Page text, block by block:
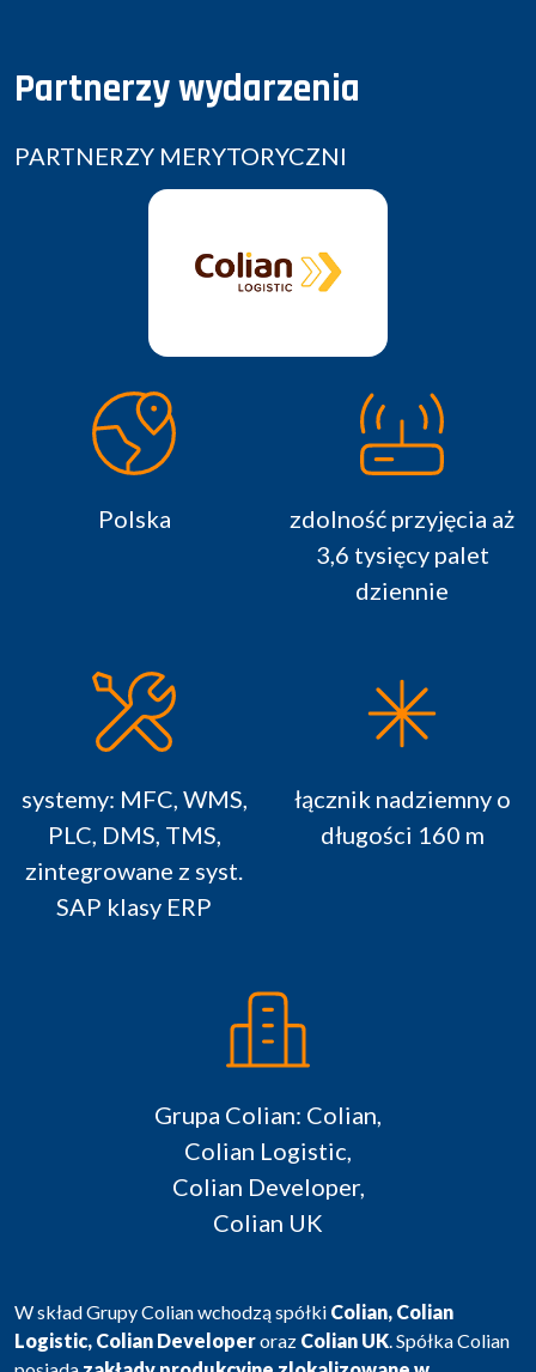
Partnerzy wydarzenia
PARTNERZY MERYTORYCZNI
Polska
zdolność przyjęcia aż
3,6 tysięcy palet
dziennie
systemy: MFC, WMS,
PLC, DMS, TMS,
zintegrowane z syst.
SAP klasy ERP
łącznik nadziemny o
długości 160 m
Grupa Colian: Colian,
Colian Logistic,
Colian Developer,
Colian UK
W skład Grupy Colian wchodzą spółki Colian, Colian
Logistic, Colian Developeroraz Colian UK. Spółka Colian